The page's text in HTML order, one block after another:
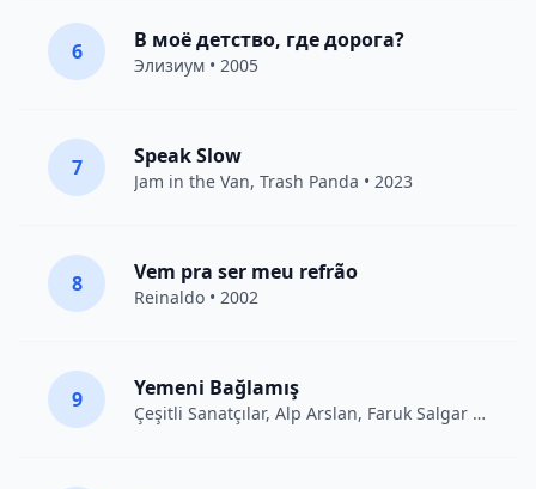
6 В моё детство, где дорога?
Элизиум • 2005
7 Speak Slow
Jam in the Van, Trash Panda • 2023
8 Vem pra ser meu refrão
Reinaldo • 2002
9 Yemeni Bağlamış
Çeşitli Sanatçılar, Alp Arslan, Faruk Salgar • 2012